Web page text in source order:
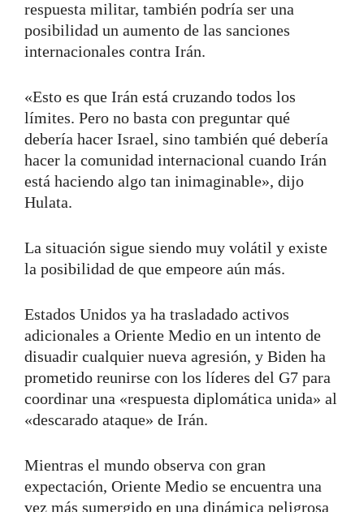
respuesta militar, también podría ser una
posibilidad un aumento de las sanciones
internacionales contra Irán.
«Esto es que Irán está cruzando todos los
límites. Pero no basta con preguntar qué
debería hacer Israel, sino también qué debería
hacer la comunidad internacional cuando Irán
está haciendo algo tan inimaginable», dijo
Hulata.
La situación sigue siendo muy volátil y existe
la posibilidad de que empeore aún más.
Estados Unidos ya ha trasladado activos
adicionales a Oriente Medio en un intento de
disuadir cualquier nueva agresión, y Biden ha
prometido reunirse con los líderes del G7 para
coordinar una «respuesta diplomática unida» al
«descarado ataque» de Irán.
Mientras el mundo observa con gran
expectación, Oriente Medio se encuentra una
vez más sumergido en una dinámica peligrosa